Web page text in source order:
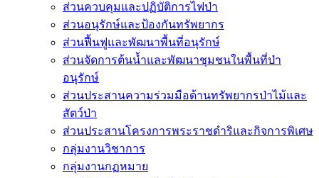
ส่วนควบคุมและปฏิบัติการไฟป่า
ส่วนอนุรักษ์และป้องกันทรัพยากร
ส่วนฟื้นฟูและพัฒนาพื้นที่อนุรักษ์
ส่วนจัดการต้นน้ำและพัฒนาชุมชนในพื้นที่ป่า
อนุรักษ์
ส่วนประสานความร่วมมือด้านทรัพยากรป่าไม้และ
สัตว์ป่า
ส่วนประสานโครงการพระราชดำริและกิจการพิเศษ
กลุ่มงานวิชาการ
กลุ่มงานกฏหมาย